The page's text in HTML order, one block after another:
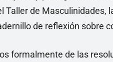
Taller de Masculinidades,
de reflexión sobre
formalmente de las